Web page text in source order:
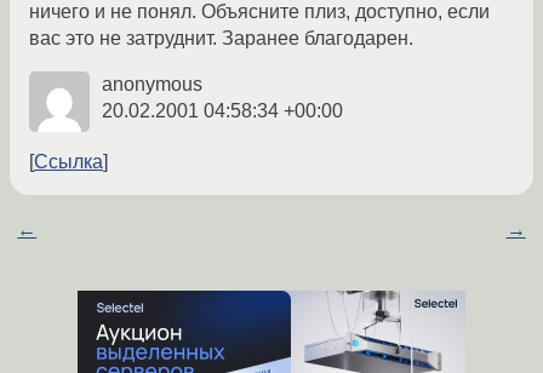
ничего и не понял. Объясните плиз, доступно, если
вас это не затруднит. Заранее благодарен.
anonymous
20.02.2001 04:58:34 +00:00
Ссылка
← →